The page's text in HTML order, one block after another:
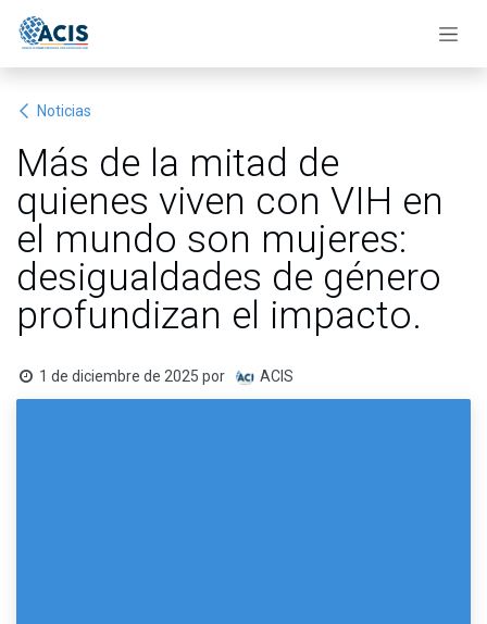
Noticias
Más de la mitad de
quienes viven con VIH en
el mundo son mujeres:
desigualdades de género
profundizan el impacto.
1 de diciembre de 2025 por ACIS